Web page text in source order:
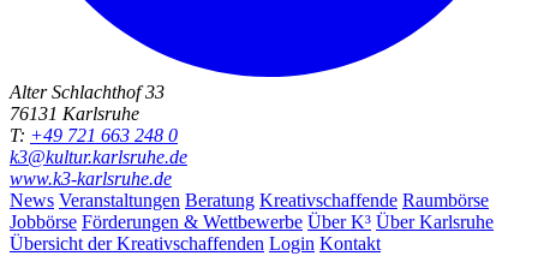
Alter Schlachthof 33
76131 Karlsruhe
T: +49 721 663 248 0
k3@kultur.karlsruhe.de
www.k3-karlsruhe.de
News Veranstaltungen Beratung Kreativschaffende Raumbörse
Jobbörse Förderungen & Wettbewerbe Über K³ Über Karlsruhe
Übersicht der Kreativschaffenden Login Kontakt